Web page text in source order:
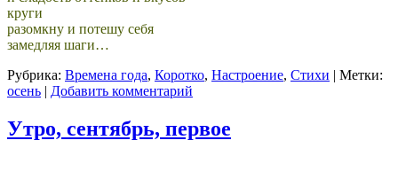
круги
разомкну и потешу себя
замедляя шаги…
Рубрика: Времена года, Коротко, Настроение, Стихи | Метки:
осень | Добавить комментарий
Утро, сентябрь, первое